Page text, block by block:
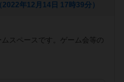
年12月14日 17時39分）
スペースです。ゲーム会等の